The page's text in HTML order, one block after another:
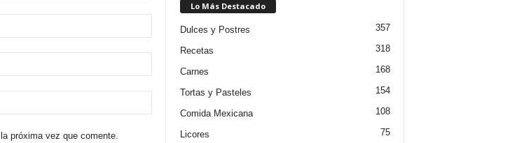
próxima vez que comente.
Lo Más Destacado
Dulces y Postres 357
Recetas 318
Carnes 168
Tortas y Pasteles 154
Comida Mexicana 108
Licores 75